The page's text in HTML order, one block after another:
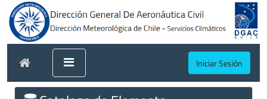
Iniciar Sesión